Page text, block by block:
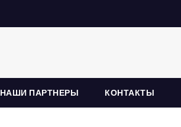
НАШИ ПАРТНЕРЫ КОНТАКТЫ